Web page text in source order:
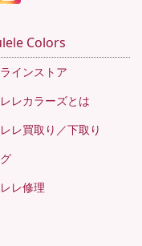
Colors
インストア
レカラーズとは
レ買取り／下取り
レ修理